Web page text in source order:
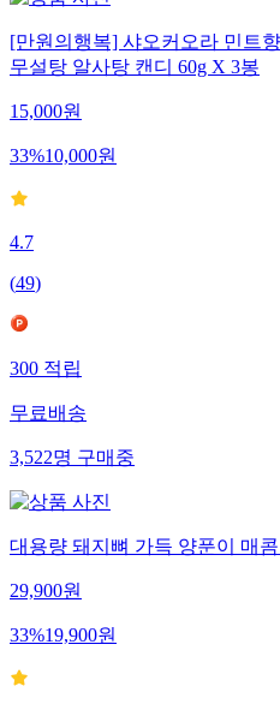
[만원의행복] 샤오커오라 민트
무설탕 알사탕 캔디 60g X 3봉
15,000원
33%10,000원
4.7
(49)
300적립
무료배송
3,522명구매중
대용량 돼지뼈 가득 양푼이 매
29,900원
33%19,900원